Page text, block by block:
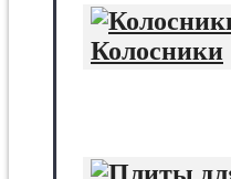
Колосники